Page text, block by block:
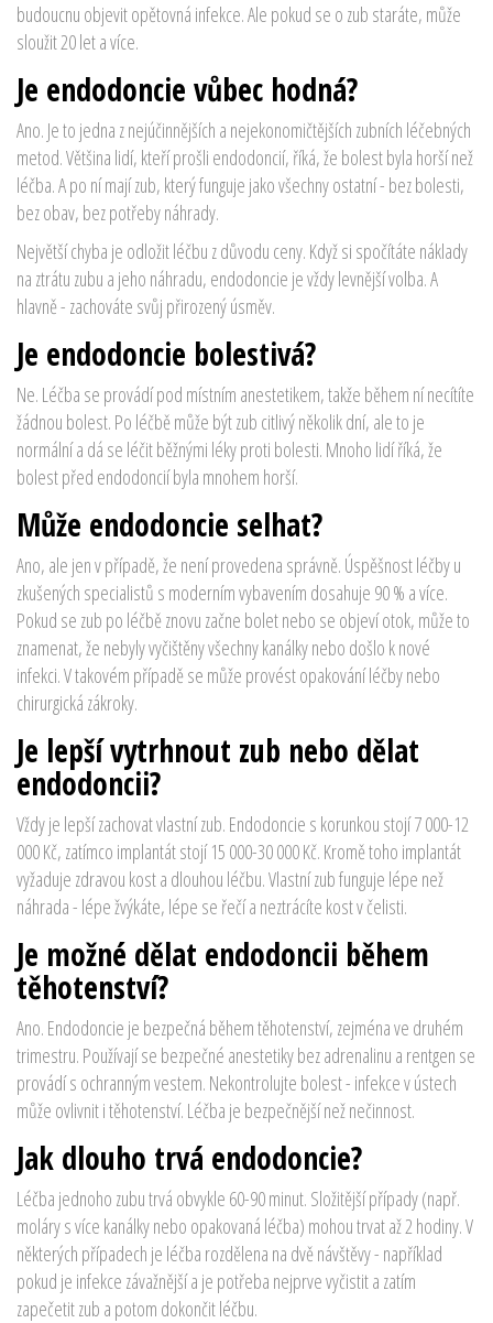
budoucnu objevit opětovná infekce. Ale pokud se o zub staráte, může
sloužit 20 let a více.
Je endodoncie vůbec hodná?
Ano. Je to jedna z nejúčinnějších a nejekonomičtějších zubních léčebných
metod. Většina lidí, kteří prošli endodoncií, říká, že bolest byla horší než
léčba. A po ní mají zub, který funguje jako všechny ostatní - bez bolesti,
bez obav, bez potřeby náhrady.
Největší chyba je odložit léčbu z důvodu ceny. Když si spočítáte náklady
na ztrátu zubu a jeho náhradu, endodoncie je vždy levnější volba. A
hlavně - zachováte svůj přirozený úsměv.
Je endodoncie bolestivá?
Ne. Léčba se provádí pod místním anestetikem, takže během ní necítíte
žádnou bolest. Po léčbě může být zub citlivý několik dní, ale to je
normální a dá se léčit běžnými léky proti bolesti. Mnoho lidí říká, že
bolest před endodoncií byla mnohem horší.
Může endodoncie selhat?
Ano, ale jen v případě, že není provedena správně. Úspěšnost léčby u
zkušených specialistů s moderním vybavením dosahuje 90 % a více.
Pokud se zub po léčbě znovu začne bolet nebo se objeví otok, může to
znamenat, že nebyly vyčištěny všechny kanálky nebo došlo k nové
infekci. V takovém případě se může provést opakování léčby nebo
chirurgická zákroky.
Je lepší vytrhnout zub nebo dělat
endodoncii?
Vždy je lepší zachovat vlastní zub. Endodoncie s korunkou stojí 7 000-12
000 Kč, zatímco implantát stojí 15 000-30 000 Kč. Kromě toho implantát
vyžaduje zdravou kost a dlouhou léčbu. Vlastní zub funguje lépe než
náhrada - lépe žvýkáte, lépe se řečí a neztrácíte kost v čelisti.
Je možné dělat endodoncii během
těhotenství?
Ano. Endodoncie je bezpečná během těhotenství, zejména ve druhém
trimestru. Používají se bezpečné anestetiky bez adrenalinu a rentgen se
provádí s ochranným vestem. Nekontrolujte bolest - infekce v ústech
může ovlivnit i těhotenství. Léčba je bezpečnější než nečinnost.
Jak dlouho trvá endodoncie?
Léčba jednoho zubu trvá obvykle 60-90 minut. Složitější případy (např.
moláry s více kanálky nebo opakovaná léčba) mohou trvat až 2 hodiny. V
některých případech je léčba rozdělena na dvě návštěvy - například
pokud je infekce závažnější a je potřeba nejprve vyčistit a zatím
zapečetit zub a potom dokončit léčbu.